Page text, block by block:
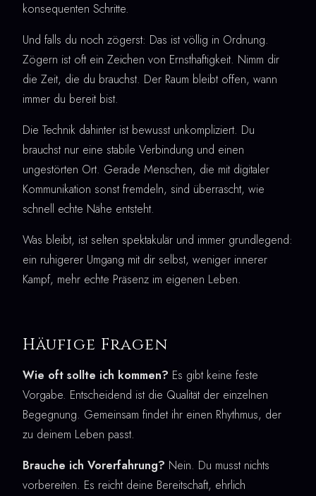
konsequenten Schritte.
Und falls du noch zögerst: Das ist völlig in Ordnung.
Zögern ist oft ein Zeichen von Ernsthaftigkeit. Nimm dir
die Zeit, die du brauchst. Der Raum bleibt offen, wann
immer du bereit bist.
Die Technik dahinter ist bewusst unkompliziert. Du
brauchst nur eine stabile Verbindung und einen
ungestörten Ort. Gerade Menschen, die mit digitaler
Kommunikation sonst fremdeln, sind überrascht, wie
schnell echte Nähe entsteht.
Was bleibt, ist selten spektakulär und immer grundlegend:
ein ruhigerer Umgang mit dir selbst, weniger innerer
Kampf, mehr echte Präsenz im eigenen Leben.
Häufige Fragen
Wie oft sollte ich kommen? Es gibt keine feste
Vorgabe. Entscheidend ist die Qualität der einzelnen
Begegnung. Gemeinsam findet ihr einen Rhythmus, der
zu deinem Leben passt.
Brauche ich Vorerfahrung? Nein. Du musst nichts
vorbereiten. Es reicht deine Bereitschaft, ehrlich